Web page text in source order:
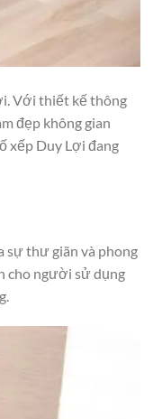
Với thiết kế thông
đẹp không gian
xếp Duy Lợi đang
sự thư giãn và phong
cho người sử dụng